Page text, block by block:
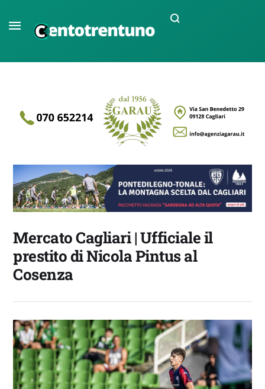
Mercato Cagliari | Ufficiale il
prestito di Nicola Pintus al
Cosenza